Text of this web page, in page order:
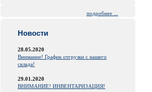
подробнее ...
Новости
28.05.2020
Внимание! График отгрузки с нашего
склада!
29.01.2020
ВНИМАНИЕ! ИНВЕНТАРИЗАЦИЯ!